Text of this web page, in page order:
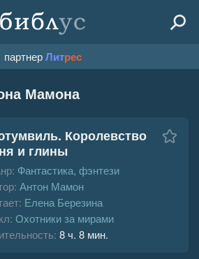
партнерЛитрес
Мамона
Королевство
и глины
Фантастика, фэнтези
Антон Мамон
Елена Березина
Охотники за мирами
8 ч. 8 мин.